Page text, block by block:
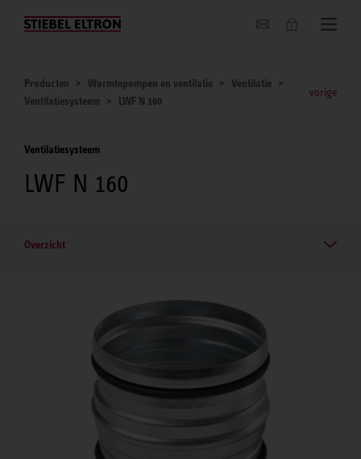
Actueel
Producten Warmtepompen en ventilatie
Ventilatie
Ventilatiesysteem
LWF N 160
vorige
Ventilatiesysteem
LWF N 160
Overzicht